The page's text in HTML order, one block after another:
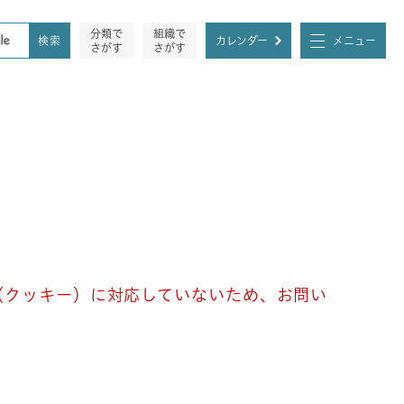
分類で
さがす
組織で
さがす
カレンダー メニュー
ッキー）に対応していないため、お問い